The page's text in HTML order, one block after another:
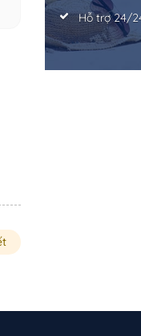
Hỗ trợ 24/